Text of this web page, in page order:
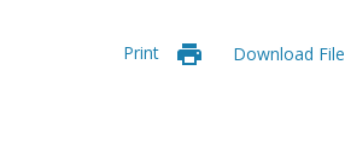
Print Download File